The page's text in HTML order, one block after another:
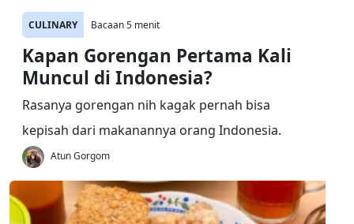
CULINARY Bacaan 5 menit
Kapan Gorengan Pertama Kali
Muncul di Indonesia?
Rasanya gorengan nih kagak pernah bisa
kepisah dari makanannya orang Indonesia.
Atun Gorgom